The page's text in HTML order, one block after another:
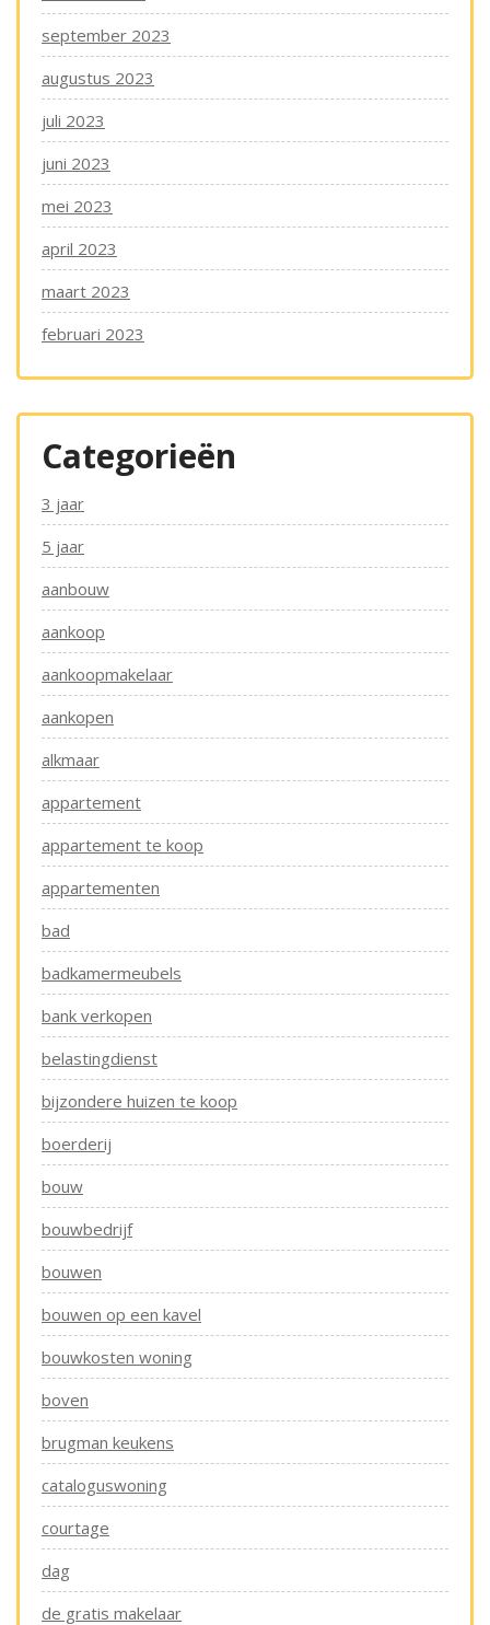
september 2023
augustus 2023
juli 2023
juni 2023
mei 2023
april 2023
maart 2023
februari 2023
Categorieën
3 jaar
5 jaar
aanbouw
aankoop
aankoopmakelaar
aankopen
alkmaar
appartement
appartement te koop
appartementen
bad
badkamermeubels
bank verkopen
belastingdienst
bijzondere huizen te koop
boerderij
bouw
bouwbedrijf
bouwen
bouwen op een kavel
bouwkosten woning
boven
brugman keukens
cataloguswoning
courtage
dag
de gratis makelaar